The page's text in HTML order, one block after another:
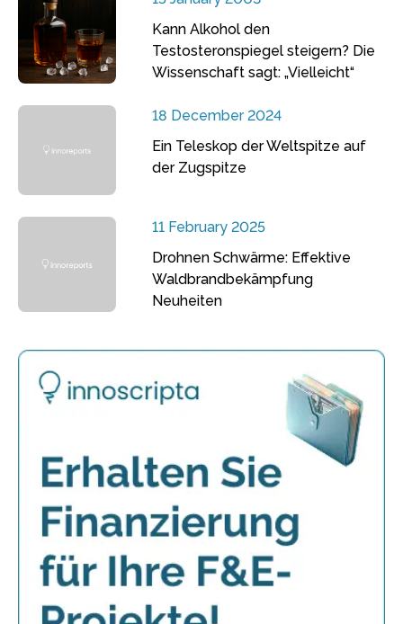
Kann Alkohol den
Testosteronspiegel steigern? Die
Wissenschaft sagt: „Vielleicht“
18 December 2024
Ein Teleskop der Weltspitze auf
der Zugspitze
11 February 2025
Drohnen Schwärme: Effektive
Waldbrandbekämpfung
Neuheiten